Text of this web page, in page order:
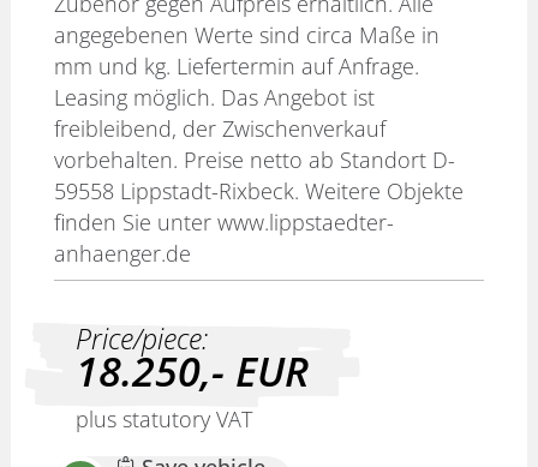
angegebenen Werte sind circa Maße in
mm und kg. Liefertermin auf Anfrage.
Leasing möglich. Das Angebot ist
freibleibend, der Zwischenverkauf
vorbehalten. Preise netto ab Standort D-
59558 Lippstadt-Rixbeck. Weitere Objekte
finden Sie unter www.lippstaedter-
anhaenger.de
Price/piece:
18.250,- EUR
plus statutory VAT